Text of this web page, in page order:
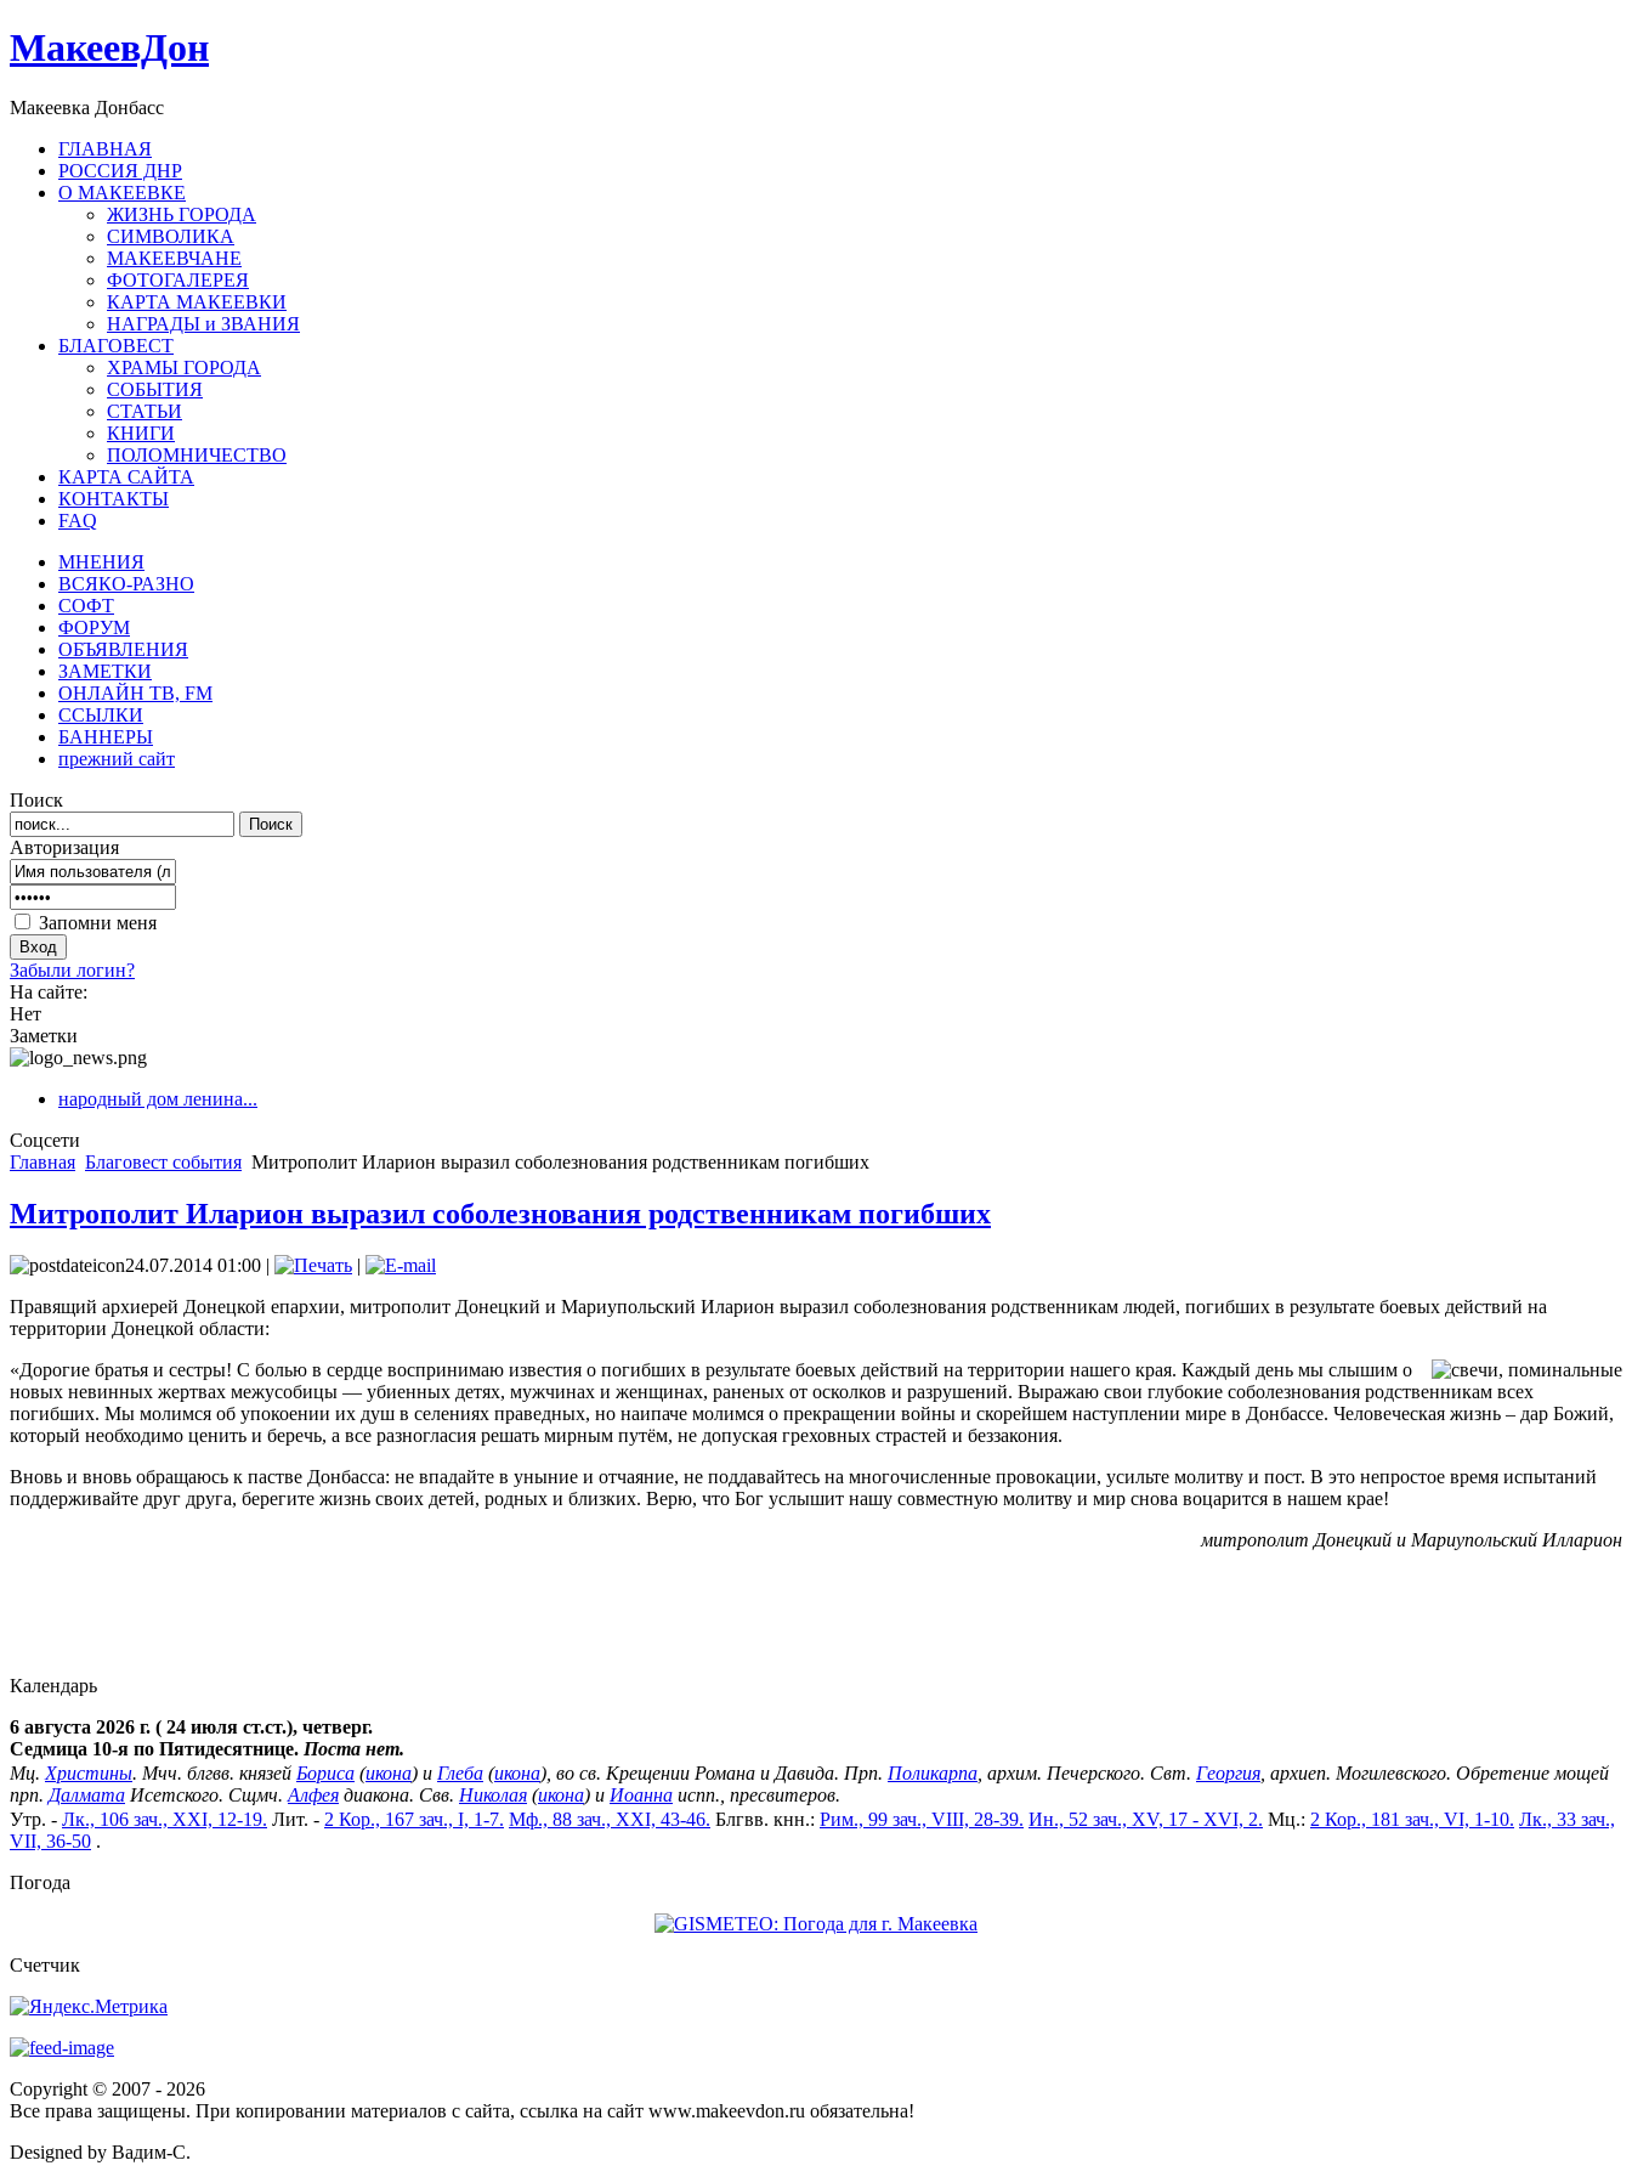
МакеевДон
Макеевка Донбасс
ГЛАВНАЯ
РОССИЯ ДНР
О МАКЕЕВКЕ
ЖИЗНЬ ГОРОДА
СИМВОЛИКА
МАКЕЕВЧАНЕ
ФОТОГАЛЕРЕЯ
КАРТА МАКЕЕВКИ
НАГРАДЫ и ЗВАНИЯ
БЛАГОВЕСТ
ХРАМЫ ГОРОДА
СОБЫТИЯ
СТАТЬИ
КНИГИ
ПОЛОМНИЧЕСТВО
КАРТА САЙТА
КОНТАКТЫ
FAQ
МНЕНИЯ
ВСЯКО-РАЗНО
СОФТ
ФОРУМ
ОБЪЯВЛЕНИЯ
ЗАМЕТКИ
ОНЛАЙН ТВ, FM
ССЫЛКИ
БАННЕРЫ
прежний сайт
Поиск
Авторизация
Запомни меня
Забыли логин?
На сайте:
Нет
Заметки
народный дом ленина...
Соцсети
Главная Благовест события Митрополит Иларион выразил соболезнования родственникам погибших
Митрополит Иларион выразил соболезнования родственникам погибших
24.07.2014 01:00 |
|
Правящий архиерей Донецкой епархии, митрополит Донецкий и Мариупольский Иларион выразил соболезнования родственникам людей, погибших в результате боевых действий на
территории Донецкой области:
«Дорогие братья и сестры! С болью в сердце воспринимаю известия о погибших в результате боевых действий на территории нашего края. Каждый день мы слышим о
новых невинных жертвах межусобицы — убиенных детях, мужчинах и женщинах, раненых от осколков и разрушений. Выражаю свои глубокие соболезнования родственникам всех
погибших. Мы молимся об упокоении их душ в селениях праведных, но наипаче молимся о прекращении войны и скорейшем наступлении мире в Донбассе. Человеческая жизнь – дар Божий,
который необходимо ценить и беречь, а все разногласия решать мирным путём, не допуская греховных страстей и беззакония.
Вновь и вновь обращаюсь к пастве Донбасса: не впадайте в уныние и отчаяние, не поддавайтесь на многочисленные провокации, усильте молитву и пост. В это непростое время испытаний
поддерживайте друг друга, берегите жизнь своих детей, родных и близких. Верю, что Бог услышит нашу совместную молитву и мир снова воцарится в нашем крае!
митрополит Донецкий и Мариупольский Илларион
Календарь
6 августа 2026 г. ( 24 июля ст.ст.), четверг.
Седмица 10-я по Пятидесятнице. Поста нет.
Мц. Христины. Мчч. блгвв. князей Бориса (икона) и Глеба (икона), во св. Крещении Романа и Давида. Прп. Поликарпа , архим. Печерского. Свт. Георгия , архиеп. Могилевского. Обретение мощей
прп. Далмата Исетского. Сщмч. Алфея диакона. Свв. Николая (икона) и Иоанна испп., пресвитеров.
Утр. - Лк., 106 зач., XXI, 12-19. Лит. - 2 Кор., 167 зач., I, 1-7. Мф., 88 зач., XXI, 43-46. Блгвв. кнн.: Рим., 99 зач., VIII, 28-39. Ин., 52 зач., XV, 17 - XVI, 2. Мц.: 2 Кор., 181 зач., VI, 1-10. Лк., 33 зач.,
VII, 36-50 .
Погода
Cчетчик
Copyright © 2007 - 2026
Все права защищены. При копировании материалов с сайта, ссылка на сайт www.makeevdon.ru обязательна!
Designed by Вадим-С.